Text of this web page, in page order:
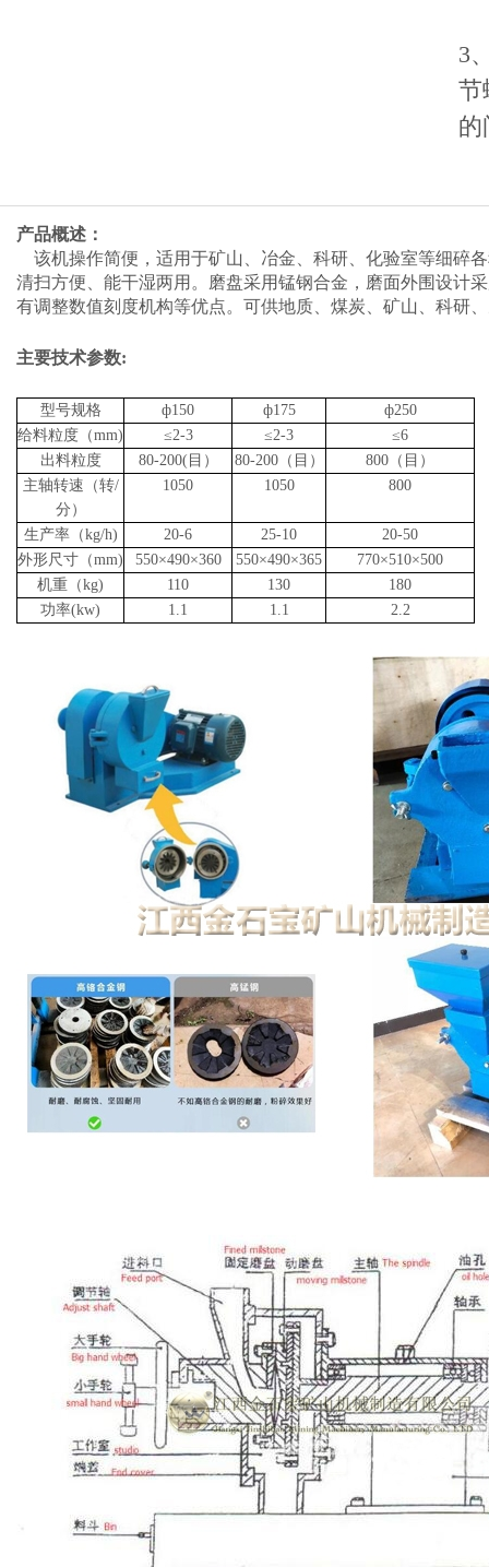
3
节
的
产品概述：
该机操作简便，适用于矿山、冶金、科研、化验室等细碎
清扫方便、能干湿两用。磨盘采用锰钢合金，磨面外围设计
有调整数值刻度机构等优点。可供地质、煤炭、矿山、科研
主要技术参数:
型号规格 ф150 ф175
ф250
给料粒度（mm)
≤2-3 ≤2-3
≤6
出料粒度
80-200(目） 80-200（目）
800（目）
主轴转速（转/
分）
1050 1050 800
生产率（kg/h) 20-6 25-10
20-50
外形尺寸（mm)
550×490×360 550×490×365
770×510×500
机重（kg)
110 130
180
功率(kw)
1.1 1.1 2.2